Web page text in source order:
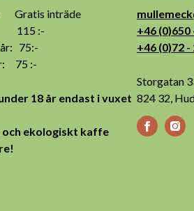
Gratis inträde
115 :-
75:-
75 :-
18 år endast i vuxet
och ekologiskt kaffe
+46 (0)650
+46 (0)72 -
Storgatan
824 32,